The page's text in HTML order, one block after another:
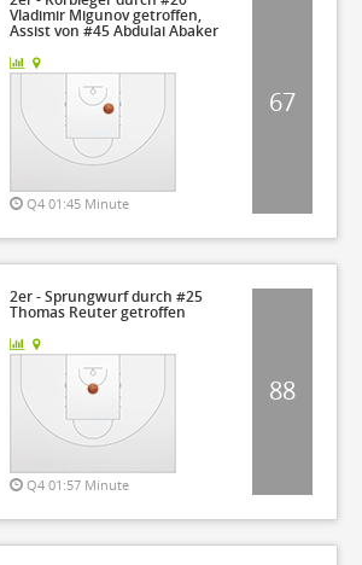
Vladimir Migunov getroffen,
Assist von #45 Abdulai Abaker
Q4 01:45 Minute
67
2er - Sprungwurf durch #25
Thomas Reuter getroffen
Q4 01:57 Minute
88